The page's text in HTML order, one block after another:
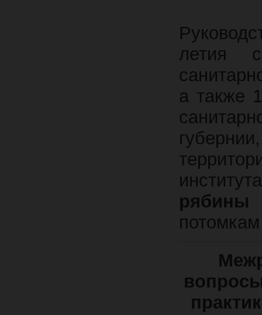
летия
а также
рябины
потомкам